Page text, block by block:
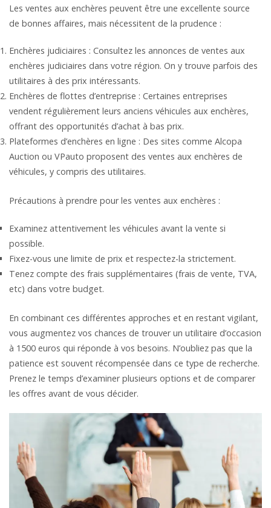
Les ventes aux enchères peuvent être une excellente source
de bonnes affaires, mais nécessitent de la prudence :
Enchères judiciaires : Consultez les annonces de ventes aux
enchères judiciaires dans votre région. On y trouve parfois des
utilitaires à des prix intéressants.
Enchères de flottes d’entreprise : Certaines entreprises
vendent régulièrement leurs anciens véhicules aux enchères,
offrant des opportunités d’achat à bas prix.
Plateformes d’enchères en ligne : Des sites comme Alcopa
Auction ou VPauto proposent des ventes aux enchères de
véhicules, y compris des utilitaires.
Précautions à prendre pour les ventes aux enchères :
Examinez attentivement les véhicules avant la vente si
possible.
Fixez-vous une limite de prix et respectez-la strictement.
Tenez compte des frais supplémentaires (frais de vente, TVA,
etc) dans votre budget.
En combinant ces différentes approches et en restant vigilant,
vous augmentez vos chances de trouver un utilitaire d’occasion
à 1500 euros qui réponde à vos besoins. N’oubliez pas que la
patience est souvent récompensée dans ce type de recherche.
Prenez le temps d’examiner plusieurs options et de comparer
les offres avant de vous décider.